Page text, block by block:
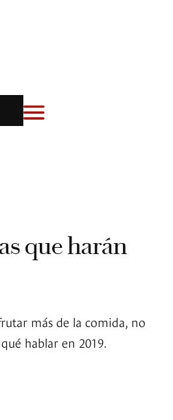
que harán
más de la comida, no
hablar en 2019.